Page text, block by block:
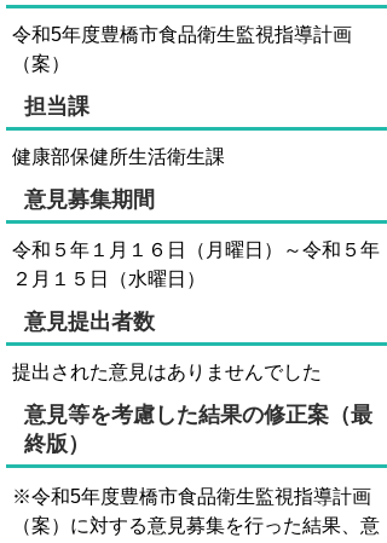
令和5年度豊橋市食品衛生監視指導計画
（案）
担当課
健康部保健所生活衛生課
意見募集期間
令和５年１月１６日（月曜日）～令和５年
２月１５日（水曜日）
意見提出者数
提出された意見はありませんでした
意見等を考慮した結果の修正案（最
終版）
※令和5年度豊橋市食品衛生監視指導計画
（案）に対する意見募集を行った結果、意